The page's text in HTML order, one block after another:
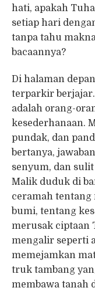
hati, apakah
setiap hari
tanpa tahu
bacaannya?
Di halaman
terparkir
adalah orang-
kesederhanaan.
pundak, dan
bertanya,
senyum, dan
Malik duduk di
ceramah tentang
bumi, tentang
merusak ciptaan
mengalir seperti
memejamkan
truk tambang
membawa tanah